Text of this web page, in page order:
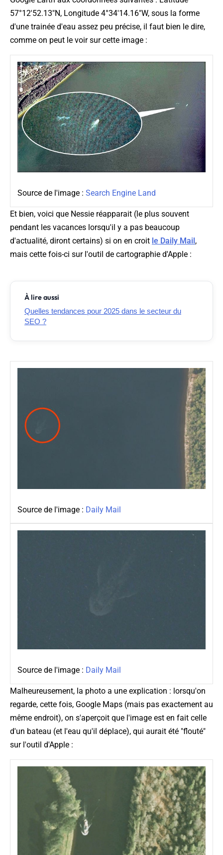
57°12'52.13"N, Longitude 4°34'14.16"W, sous la forme
d'une trainée d'eau assez peu précise, il faut bien le dire,
comme on peut le voir sur cette image :
Source de l'image : Search Engine Land
Et bien, voici que Nessie réapparait (le plus souvent
pendant les vacances lorsqu'il y a pas beaucoup
d'actualité, diront certains) si on en croit le Daily Mail ,
mais cette fois-ci sur l'outil de cartographie d'Apple :
À lire aussi
Quelles tendances pour 2025 dans le secteur du
SEO ?
Source de l'image : Daily Mail
Source de l'image : Daily Mail
Malheureusement, la photo a une explication : lorsqu'on
regarde, cette fois, Google Maps (mais pas exactement au
même endroit), on s'aperçoit que l'image est en fait celle
d'un bateau (et l'eau qu'il déplace), qui aurait été "flouté"
sur l'outil d'Apple :